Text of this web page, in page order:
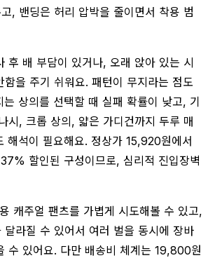
, 밴딩은 허리 압박을 줄이면서 착용 범
후 배 부담이 있거나, 오래 앉아 있는 시
함을 주기 쉬워요. 패턴이 무지라는 점도
는 상의를 선택할 때 실패 확률이 낮고, 기
시, 크롭 상의, 얇은 가디건까지 두루 매
해석이 필요해요. 정상가 15,920원에서
할인된 구성이므로, 심리적 진입장벽
캐주얼 팬츠를 가볍게 시도해볼 수 있고,
달라질 수 있어서 여러 벌을 동시에 장바
수 있어요. 다만 배송비 체계는 19,800원